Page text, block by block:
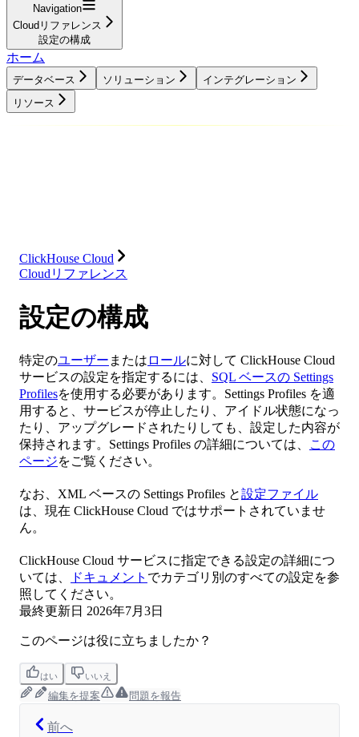
Navigation
Cloudリファレンス
設定の構成
ホーム
データベース ソリューション
インテグレーション
リソース
ClickHouse Cloud
Cloudリファレンス
設定の構成
特定のユーザー または ロールに対して ClickHouse Cloud
サービスの設定を指定するには、 SQL ベースの Settings
Profilesを使用する必要があります。Settings Profiles を適
用すると、サービスが停止したり、アイドル状態になっ
たり、アップグレードされたりしても、設定した内容が
保持されます。Settings Profiles の詳細については、
この
ページをご覧ください。
なお、XML ベースの Settings Profiles と設定ファイル
は、現在 ClickHouse Cloud ではサポートされていませ
ん。
ClickHouse Cloud サービスに指定できる設定の詳細につ
いては、
ドキュメント でカテゴリ別のすべての設定を参
照してください。
最終更新日 2026年7月3日
このページは役に立ちましたか？
はい いいえ
編集を提案 問題を報告
前へ